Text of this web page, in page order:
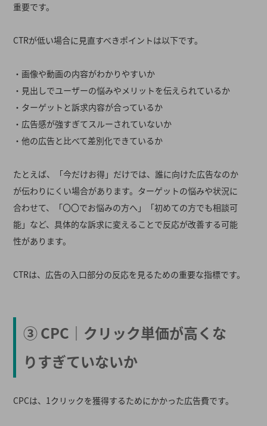
重要です。
CTRが低い場合に見直すべきポイントは以下です。
・画像や動画の内容がわかりやすいか
・見出しでユーザーの悩みやメリットを伝えられているか
・ターゲットと訴求内容が合っているか
・広告感が強すぎてスルーされていないか
・他の広告と比べて差別化できているか
たとえば、「今だけお得」だけでは、誰に向けた広告なのか
が伝わりにくい場合があります。ターゲットの悩みや状況に
合わせて、「〇〇でお悩みの方へ」「初めての方でも相談可
能」など、具体的な訴求に変えることで反応が改善する可能
性があります。
CTRは、広告の入口部分の反応を見るための重要な指標です。
③ CPC｜クリック単価が高くな
りすぎていないか
CPCは、1クリックを獲得するためにかかった広告費です。